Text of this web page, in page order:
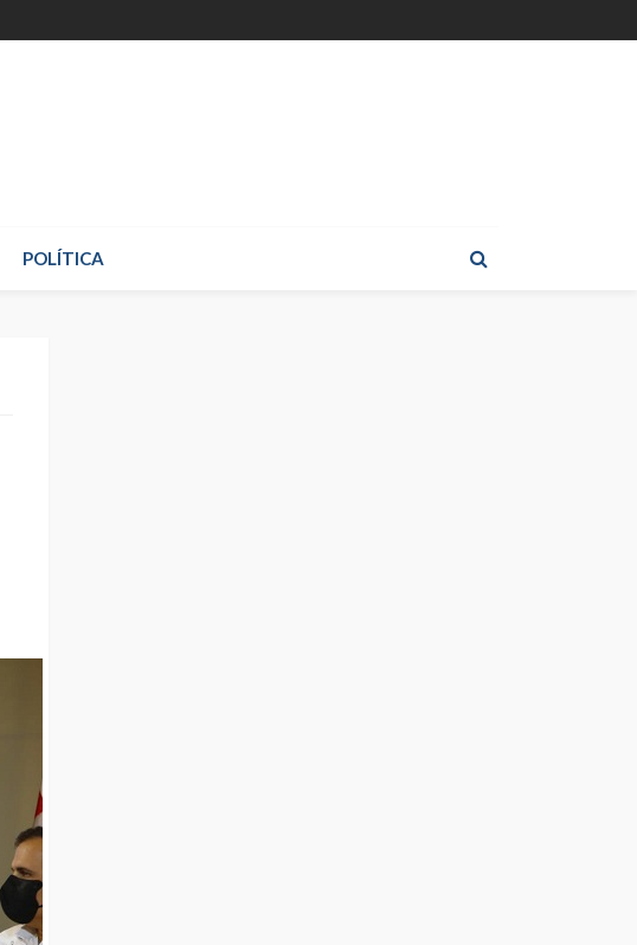
POLÍTICA